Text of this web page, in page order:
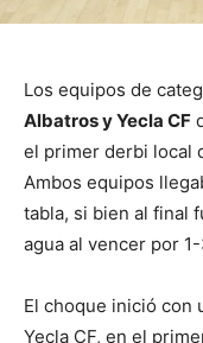
Los equipos de
Albatros y Yecla CF
el primer derbi local
Ambos equipos
tabla, si bien al final
agua al vencer por
El choque inició con
Yecla CF, en el